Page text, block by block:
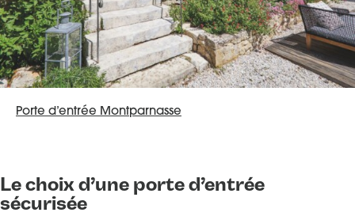
Porte d’entrée Montparnasse
Le choix d’une porte d’entrée
sécurisée